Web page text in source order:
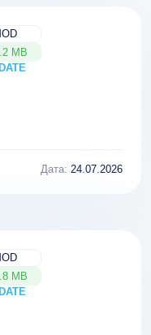
MB
Дата: 24.07.2026
MB